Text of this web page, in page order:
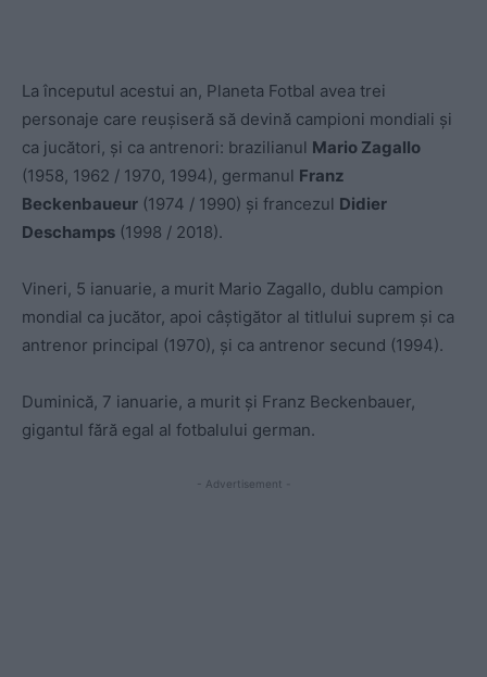
La începutul acestui an, Planeta Fotbal avea trei
personaje care reușiseră să devină campioni mondiali și
ca jucători, și ca antrenori: brazilianul Mario Zagallo
(1958, 1962 / 1970, 1994), germanul Franz
Beckenbaueur (1974 / 1990) și francezul Didier
Deschamps (1998 / 2018).
Vineri, 5 ianuarie, a murit Mario Zagallo, dublu campion
mondial ca jucător, apoi câștigător al titlului suprem și ca
antrenor principal (1970), și ca antrenor secund (1994).
Duminică, 7 ianuarie, a murit și Franz Beckenbauer,
gigantul fără egal al fotbalului german.
- Advertisement -